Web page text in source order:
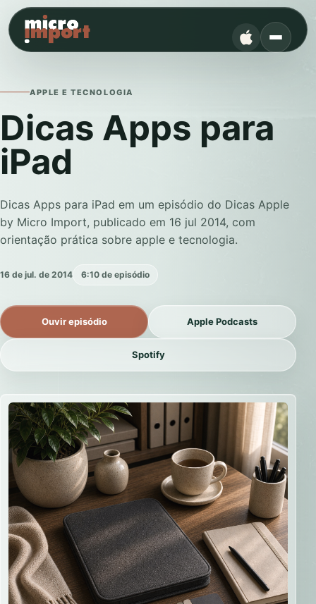
APPLE E TECNOLOGIA
Dicas Apps para
iPad
Dicas Apps para iPad em um episódio do Dicas Apple
by Micro Import, publicado em 16 jul 2014, com
orientação prática sobre apple e tecnologia.
16 de jul. de 2014 6:10 de episódio
Ouvir episódio Apple Podcasts
Spotify